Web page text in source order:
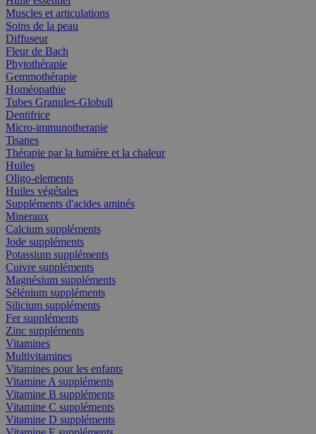
Muscles et articulations
Soins de la peau
Diffuseur
Fleur de Bach
Phytothérapie
Gemmothérapie
Homéopathie
Tubes Granules-Globuli
Dentifrice
Micro-immunotherapie
Tisanes
Thérapie par la lumière et la chaleur
Huiles
Oligo-elements
Huiles végétales
Suppléments d'acides aminés
Mineraux
Calcium suppléments
Jode suppléments
Potassium suppléments
Cuivre suppléments
Magnésium suppléments
Sélénium suppléments
Silicium suppléments
Fer suppléments
Zinc suppléments
Vitamines
Multivitamines
Vitamines pour les enfants
Vitamine A suppléments
Vitamine B suppléments
Vitamine C suppléments
Vitamine D suppléments